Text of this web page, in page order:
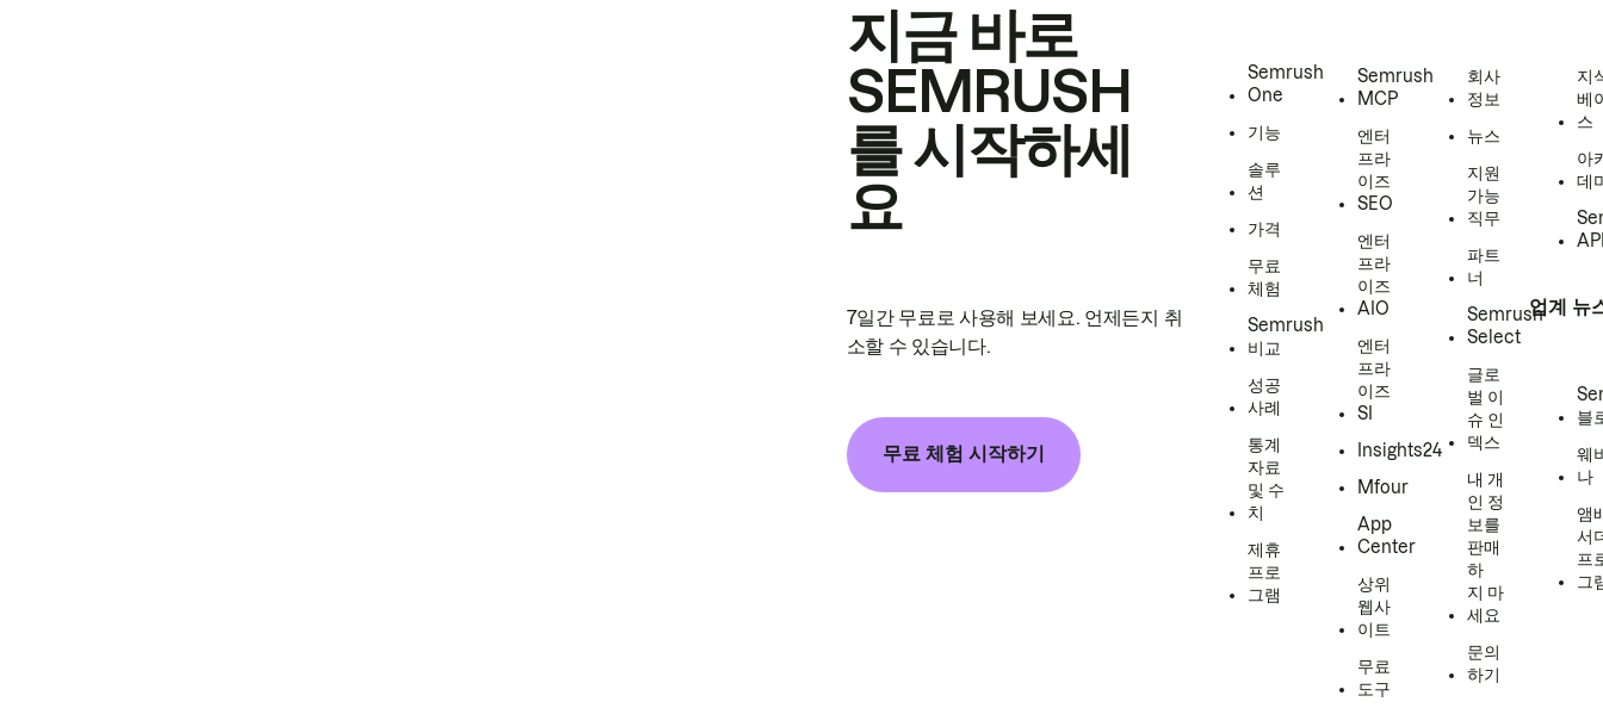
지금 바로
SEMRUSH
를 시작하세
요
7일간 무료로 사용해 보세요. 언제든지 취
소할 수 있습니다.
무료 체험 시작하기
Semrush
One
기능
솔루
션
가격
무료
체험
Semrush
비교
성공
사례
통계
자료
및 수
치
제휴
프로
그램
Semrush
MCP
엔터
프라
이즈
SEO
엔터
프라
이즈
AIO
엔터
프라
이즈
SI
Insights24
Mfour
App
Center
상위
웹사
이트
무료
도구
회사
정보
뉴스
지원
가능
직무
파트
너
Semrush
Select
글로
벌 이
슈 인
덱스
내 개
인 정
보를
판매
하
지 마
세요
문의
하기
지
베
스
아
데
업계 뉴
블
웨
나
앰
서
프
그